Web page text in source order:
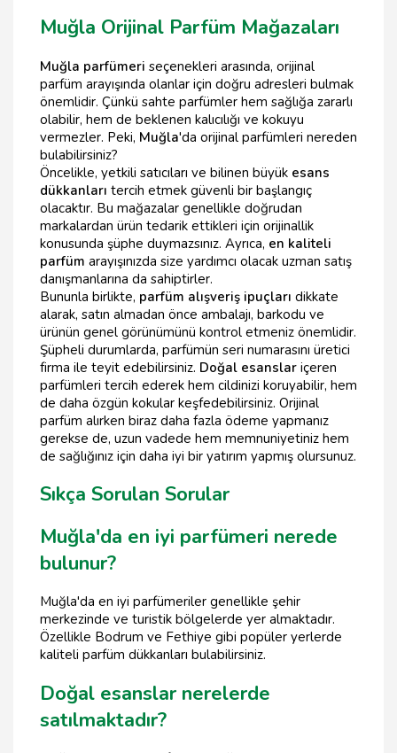
Muğla Orijinal Parfüm Mağazaları
Muğla parfümeri seçenekleri arasında, orijinal
parfüm arayışında olanlar için doğru adresleri bulmak
önemlidir. Çünkü sahte parfümler hem sağlığa zararlı
olabilir, hem de beklenen kalıcılığı ve kokuyu
vermezler. Peki, Muğla'da orijinal parfümleri nereden
bulabilirsiniz?
Öncelikle, yetkili satıcıları ve bilinen büyük esans
dükkanları tercih etmek güvenli bir başlangıç
olacaktır. Bu mağazalar genellikle doğrudan
markalardan ürün tedarik ettikleri için orijinallik
konusunda şüphe duymazsınız. Ayrıca, en kaliteli
parfüm arayışınızda size yardımcı olacak uzman satış
danışmanlarına da sahiptirler.
Bununla birlikte, parfüm alışveriş ipuçları dikkate
alarak, satın almadan önce ambalajı, barkodu ve
ürünün genel görünümünü kontrol etmeniz önemlidir.
Şüpheli durumlarda, parfümün seri numarasını üretici
firma ile teyit edebilirsiniz. Doğal esanslar içeren
parfümleri tercih ederek hem cildinizi koruyabilir, hem
de daha özgün kokular keşfedebilirsiniz. Orijinal
parfüm alırken biraz daha fazla ödeme yapmanız
gerekse de, uzun vadede hem memnuniyetiniz hem
de sağlığınız için daha iyi bir yatırım yapmış olursunuz.
Sıkça Sorulan Sorular
Muğla'da en iyi parfümeri nerede
bulunur?
Muğla'da en iyi parfümeriler genellikle şehir
merkezinde ve turistik bölgelerde yer almaktadır.
Özellikle Bodrum ve Fethiye gibi popüler yerlerde
kaliteli parfüm dükkanları bulabilirsiniz.
Doğal esanslar nerelerde
satılmaktadır?